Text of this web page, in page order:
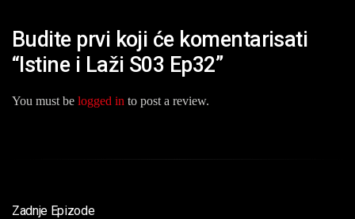
Budite prvi koji će komentarisati
“Istine i Laži S03 Ep32”
You must be logged in to post a review.
Zadnje Epizode